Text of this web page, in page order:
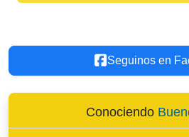
Seguinos en
Conociendo